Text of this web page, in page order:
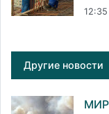
Другие новости
МИР